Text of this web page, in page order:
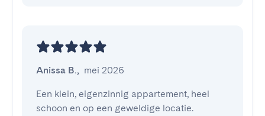
Anissa B., mei 2026
Een klein, eigenzinnig appartement, heel
schoon en op een geweldige locatie.